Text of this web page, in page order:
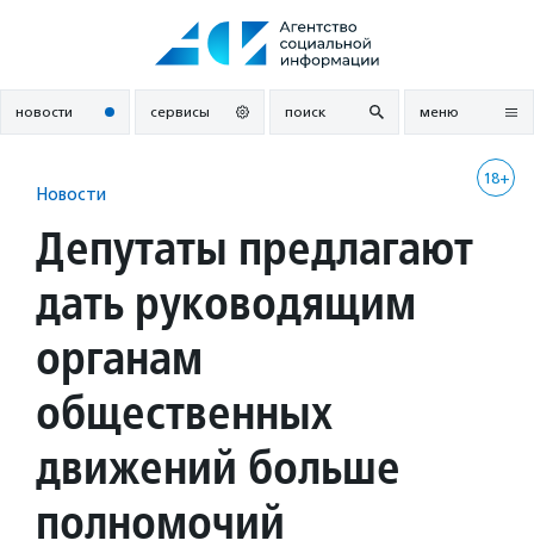
новости сервисы поиск меню
18+
Новости
Депутаты предлагают
дать руководящим
органам
общественных
движений больше
полномочий